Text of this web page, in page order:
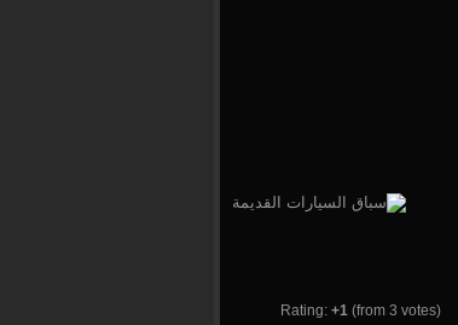
Rating: +1 (from 3 votes)